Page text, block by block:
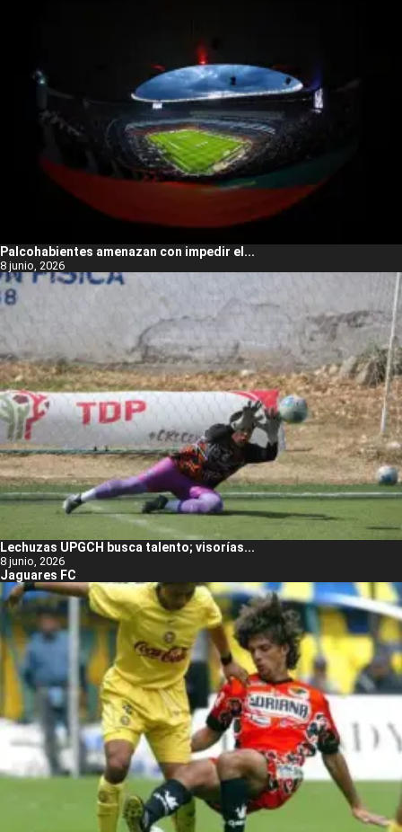
Palcohabientes amenazan con impedir el...
8 junio, 2026
Lechuzas UPGCH busca talento; visorías...
8 junio, 2026
Jaguares FC